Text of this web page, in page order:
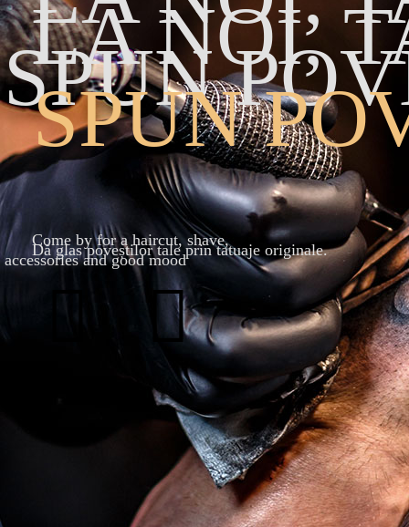
SPUN
Come by for a haircut, shave,
accessories and good mood
SPUN
LA NOI,
Dă glas poveștilor tale prin tatuaje originale.
munca noastră
Vezi ce povești am tatuat până acum: piese fineline, black
& gray, color și compoziții mari. Deschide imaginile
pentru detalii – te poți inspira și cere o propunere